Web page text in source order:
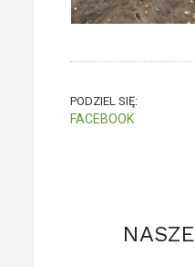
PODZIEL SIĘ:
FACEBOOK
NASZE